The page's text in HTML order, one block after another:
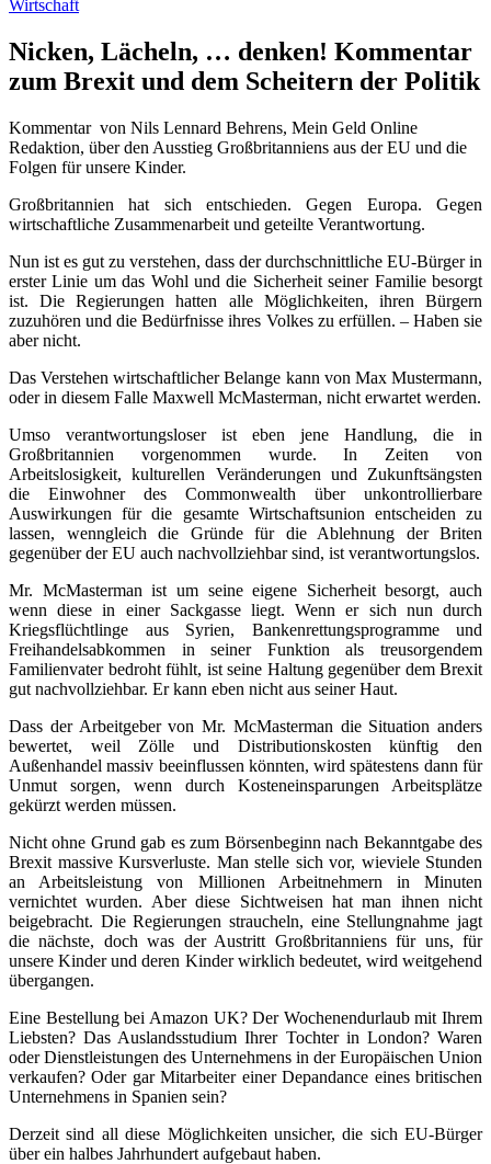
Wirtschaft
Nicken, Lächeln, … denken! Kommentar
zum Brexit und dem Scheitern der Politik
Kommentar von Nils Lennard Behrens, Mein Geld Online
Redaktion, über den Ausstieg Großbritanniens aus der EU und die
Folgen für unsere Kinder.
Großbritannien hat sich entschieden. Gegen Europa. Gegen
wirtschaftliche Zusammenarbeit und geteilte Verantwortung.
Nun ist es gut zu verstehen, dass der durchschnittliche EU-Bürger in
erster Linie um das Wohl und die Sicherheit seiner Familie besorgt
ist. Die Regierungen hatten alle Möglichkeiten, ihren Bürgern
zuzuhören und die Bedürfnisse ihres Volkes zu erfüllen. – Haben sie
aber nicht.
Das Verstehen wirtschaftlicher Belange kann von Max Mustermann,
oder in diesem Falle Maxwell McMasterman, nicht erwartet werden.
Umso verantwortungsloser ist eben jene Handlung, die in
Großbritannien vorgenommen wurde. In Zeiten von
Arbeitslosigkeit, kulturellen Veränderungen und Zukunftsängsten
die Einwohner des Commonwealth über unkontrollierbare
Auswirkungen für die gesamte Wirtschaftsunion entscheiden zu
lassen, wenngleich die Gründe für die Ablehnung der Briten
gegenüber der EU auch nachvollziehbar sind, ist verantwortungslos.
Mr. McMasterman ist um seine eigene Sicherheit besorgt, auch
wenn diese in einer Sackgasse liegt. Wenn er sich nun durch
Kriegsflüchtlinge aus Syrien, Bankenrettungsprogramme und
Freihandelsabkommen in seiner Funktion als treusorgendem
Familienvater bedroht fühlt, ist seine Haltung gegenüber dem Brexit
gut nachvollziehbar. Er kann eben nicht aus seiner Haut.
Dass der Arbeitgeber von Mr. McMasterman die Situation anders
bewertet, weil Zölle und Distributionskosten künftig den
Außenhandel massiv beeinflussen könnten, wird spätestens dann für
Unmut sorgen, wenn durch Kosteneinsparungen Arbeitsplätze
gekürzt werden müssen.
Nicht ohne Grund gab es zum Börsenbeginn nach Bekanntgabe des
Brexit massive Kursverluste. Man stelle sich vor, wieviele Stunden
an Arbeitsleistung von Millionen Arbeitnehmern in Minuten
vernichtet wurden. Aber diese Sichtweisen hat man ihnen nicht
beigebracht. Die Regierungen straucheln, eine Stellungnahme jagt
die nächste, doch was der Austritt Großbritanniens für uns, für
unsere Kinder und deren Kinder wirklich bedeutet, wird weitgehend
übergangen.
Eine Bestellung bei Amazon UK? Der Wochenendurlaub mit Ihrem
Liebsten? Das Auslandsstudium Ihrer Tochter in London? Waren
oder Dienstleistungen des Unternehmens in der Europäischen Union
verkaufen? Oder gar Mitarbeiter einer Depandance eines britischen
Unternehmens in Spanien sein?
Derzeit sind all diese Möglichkeiten unsicher, die sich EU-Bürger
über ein halbes Jahrhundert aufgebaut haben.